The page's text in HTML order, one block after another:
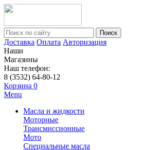
Поиск
Доставка Оплата Авторизация
Наши
Магазины
Наш телефон:
8 (3532) 64-80-12
Корзина 0
Menu
Масла и жидкости
Моторные
Трансмиссионные
Мото
Специальные масла